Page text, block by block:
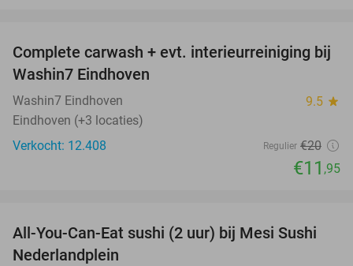
40%
Complete carwash + evt. interieurreiniging bij
Washin7 Eindhoven
Washin7 Eindhoven 9.5 star
Eindhoven (+3 locaties)
Verkocht: 12.408
Regulier €20
€11 ,95
21%
All-You-Can-Eat sushi (2 uur) bij Mesi Sushi
Nederlandplein